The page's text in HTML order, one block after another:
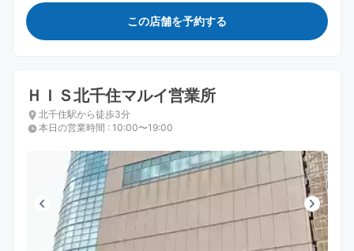
この店舗を予約する
ＨＩＳ北千住マルイ営業所
北千住駅から徒歩3分
本日の営業時間 : 10:00〜19:00